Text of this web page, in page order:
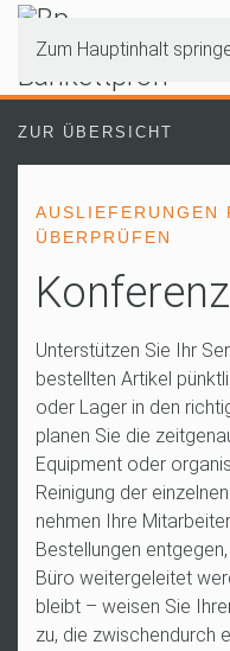
Zum Hauptinhalt
ZUR ÜBERSICHT
AUSLIEFERUNGEN
ÜBERPRÜFEN
Unterstützen Sie Ihr
bestellten Artikel
oder Lager in den
planen Sie die
Equipment oder
Reinigung der
nehmen Ihre
Bestellungen
Büro weitergeleitet
bleibt – weisen Sie
zu, die zwischendurch